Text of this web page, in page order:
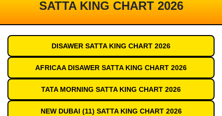
SATTA KING CHART 2026
DISAWER SATTA KING CHART 2026
AFRICAA DISAWER SATTA KING CHART 2026
TATA MORNING SATTA KING CHART 2026
NEW DUBAI (11) SATTA KING CHART 2026